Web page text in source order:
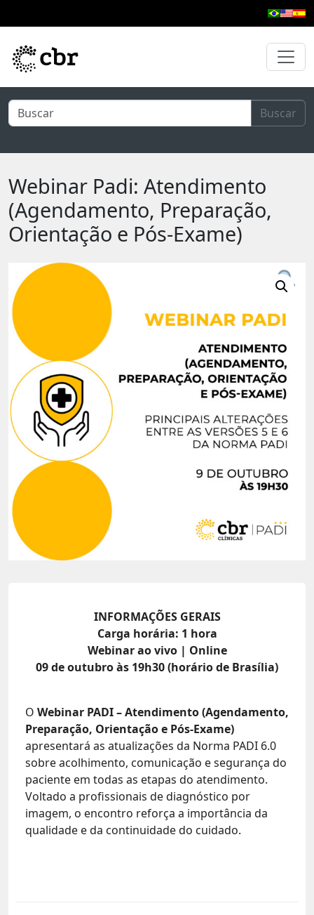
Buscar
Webinar Padi: Atendimento
(Agendamento, Preparação,
Orientação e Pós-Exame)
INFORMAÇÕES GERAIS
Carga horária: 1 hora
Webinar ao vivo | Online
09 de outubro às 19h30 (horário de Brasília)
O Webinar PADI – Atendimento (Agendamento,
Preparação, Orientação e Pós-Exame)
apresentará as atualizações da Norma PADI 6.0
sobre acolhimento, comunicação e segurança do
paciente em todas as etapas do atendimento.
Voltado a profissionais de diagnóstico por
imagem, o encontro reforça a importância da
qualidade e da continuidade do cuidado.